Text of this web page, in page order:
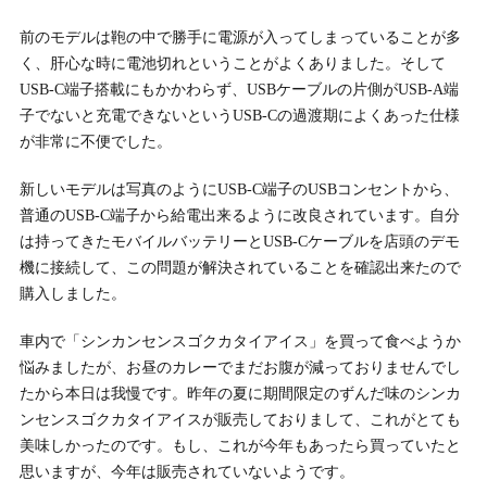
前のモデルは鞄の中で勝手に電源が入ってしまっていることが多
く、肝心な時に電池切れということがよくありました。そして
USB-C端子搭載にもかかわらず、USBケーブルの片側がUSB-A端
子でないと充電できないというUSB-Cの過渡期によくあった仕様
が非常に不便でした。
新しいモデルは写真のようにUSB-C端子のUSBコンセントから、
普通のUSB-C端子から給電出来るように改良されています。自分
は持ってきたモバイルバッテリーとUSB-Cケーブルを店頭のデモ
機に接続して、この問題が解決されていることを確認出来たので
購入しました。
車内で「シンカンセンスゴクカタイアイス」を買って食べようか
悩みましたが、お昼のカレーでまだお腹が減っておりませんでし
たから本日は我慢です。昨年の夏に期間限定のずんだ味のシンカ
ンセンスゴクカタイアイスが販売しておりまして、これがとても
美味しかったのです。もし、これが今年もあったら買っていたと
思いますが、今年は販売されていないようです。